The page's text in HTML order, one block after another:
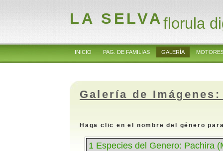
LA SELVAflorula
INICIO PAG. DE FAMILIAS GALERÍA
Galería de
Haga clic en el nombre del género
1 Especies del Genero: Pachira